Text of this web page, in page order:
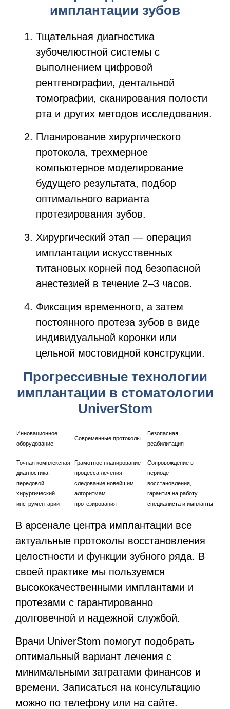
имплантации зубов
Тщательная диагностика
зубочелюстной системы с
выполнением цифровой
рентгенографии, дентальной
томографии, сканирования полости
рта и других методов исследования.
Планирование хирургического
протокола, трехмерное
компьютерное моделирование
будущего результата, подбор
оптимального варианта
протезирования зубов.
Хирургический этап — операция
имплантации искусственных
титановых корней под безопасной
анестезией в течение 2–3 часов.
Фиксация временного, а затем
постоянного протеза зубов в виде
индивидуальной коронки или
цельной мостовидной конструкции.
Прогрессивные технологии
имплантации в стоматологии
UniverStom
Инновационное
оборудование
Современные протоколы
Безопасная
реабилитация
Точная комплексная
диагностика,
передовой
хирургический
инструментарий
Грамотное планирование
процесса лечения,
следование новейшим
алгоритмам
протезирования
Сопровождение в
периоде
восстановления,
гарантия на работу
специалиста и импланты
В арсенале центра имплантации все
актуальные протоколы восстановления
целостности и функции зубного ряда. В
своей практике мы пользуемся
высококачественными имплантами и
протезами с гарантированно
долговечной и надежной службой.
Врачи UniverStom помогут подобрать
оптимальный вариант лечения с
минимальными затратами финансов и
времени. Записаться на консультацию
можно по телефону или на сайте.